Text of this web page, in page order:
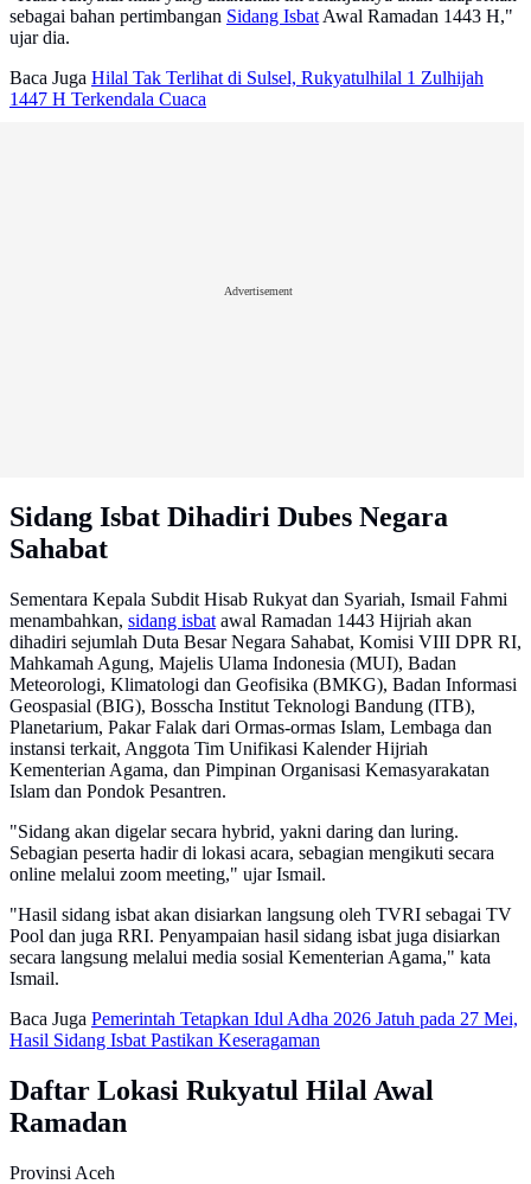
sebagai bahan pertimbangan Sidang Isbat Awal Ramadan 1443 H,"
ujar dia.
Baca Juga Hilal Tak Terlihat di Sulsel, Rukyatulhilal 1 Zulhijah
1447 H Terkendala Cuaca
Advertisement
Sidang Isbat Dihadiri Dubes Negara
Sahabat
Sementara Kepala Subdit Hisab Rukyat dan Syariah, Ismail Fahmi
menambahkan, sidang isbat awal Ramadan 1443 Hijriah akan
dihadiri sejumlah Duta Besar Negara Sahabat, Komisi VIII DPR RI,
Mahkamah Agung, Majelis Ulama Indonesia (MUI), Badan
Meteorologi, Klimatologi dan Geofisika (BMKG), Badan Informasi
Geospasial (BIG), Bosscha Institut Teknologi Bandung (ITB),
Planetarium, Pakar Falak dari Ormas-ormas Islam, Lembaga dan
instansi terkait, Anggota Tim Unifikasi Kalender Hijriah
Kementerian Agama, dan Pimpinan Organisasi Kemasyarakatan
Islam dan Pondok Pesantren.
"Sidang akan digelar secara hybrid, yakni daring dan luring.
Sebagian peserta hadir di lokasi acara, sebagian mengikuti secara
online melalui zoom meeting," ujar Ismail.
"Hasil sidang isbat akan disiarkan langsung oleh TVRI sebagai TV
Pool dan juga RRI. Penyampaian hasil sidang isbat juga disiarkan
secara langsung melalui media sosial Kementerian Agama," kata
Ismail.
Baca Juga Pemerintah Tetapkan Idul Adha 2026 Jatuh pada 27 Mei,
Hasil Sidang Isbat Pastikan Keseragaman
Daftar Lokasi Rukyatul Hilal Awal
Ramadan
Provinsi Aceh